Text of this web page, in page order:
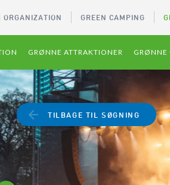
ORGANIZATION GREEN CAMPING
GRØNNE ATTRAKTIONER GRØNNE
TILBAGE TIL SØGNING